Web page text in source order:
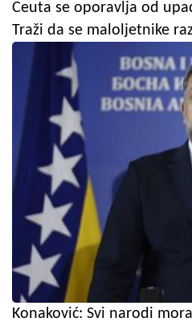
Ceuta se oporavlja od
Traži da se maloljetnike
Konaković: Svi narodi